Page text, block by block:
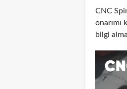
CNC
onarımı
bilgi